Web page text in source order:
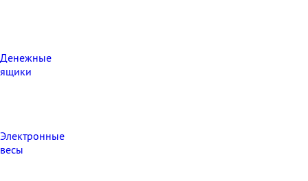
Денежные
ящики
Электронные
весы